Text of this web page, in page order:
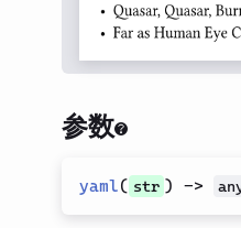
参数
yaml( str ) ->